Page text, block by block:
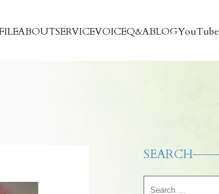
ABOUTSERVICEVOICEQ&ABLOGYouTube
SEARCH